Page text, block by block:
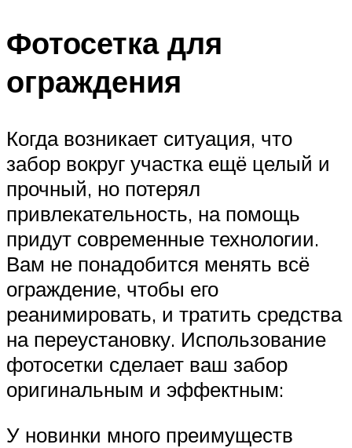
Фотосетка для
ограждения
Когда возникает ситуация, что
забор вокруг участка ещё целый и
прочный, но потерял
привлекательность, на помощь
придут современные технологии.
Вам не понадобится менять всё
ограждение, чтобы его
реанимировать, и тратить средства
на переустановку. Использование
фотосетки сделает ваш забор
оригинальным и эффектным:
У новинки много преимуществ